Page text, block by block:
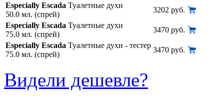
Especially Escada Туалетные духи
50.0 мл. (спрей)
3202 руб.
Especially Escada Туалетные духи
75.0 мл. (спрей)
3470 руб.
Especially Escada Туалетные духи - тестер
75.0 мл. (спрей)
3470 руб.
Видели дешевле?